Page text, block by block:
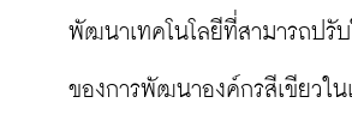
พัฒนาเทคโนโลยีที่สามารถปรั
ของการพัฒนาองค์กรสีเขียวใน